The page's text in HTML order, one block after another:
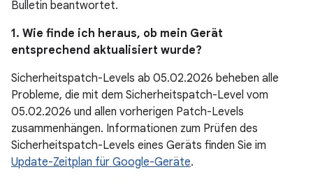
Bulletin beantwortet.
1. Wie finde ich heraus, ob mein Gerät
entsprechend aktualisiert wurde?
Sicherheitspatch-Levels ab 05.02.2026 beheben alle
Probleme, die mit dem Sicherheitspatch-Level vom
05.02.2026 und allen vorherigen Patch-Levels
zusammenhängen. Informationen zum Prüfen des
Sicherheitspatch-Levels eines Geräts finden Sie im
Update-Zeitplan für Google-Geräte.